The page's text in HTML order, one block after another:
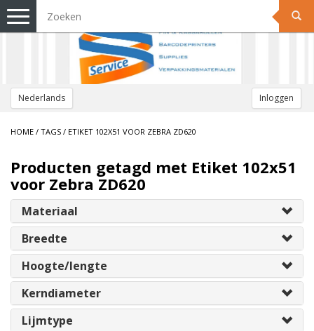
Nederlands Inloggen
Toggle
navigation
HOME / TAGS / ETIKET 102X51 VOOR ZEBRA ZD620
Producten getagd met Etiket 102x51
voor Zebra ZD620
Materiaal
Breedte
Hoogte/lengte
Kerndiameter
Lijmtype